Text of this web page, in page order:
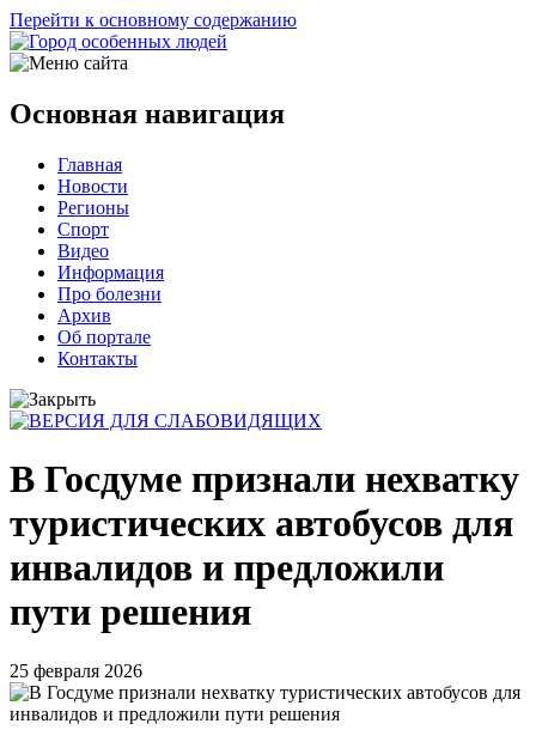
Перейти к основному содержанию
Основная навигация
Главная
Новости
Регионы
Спорт
Видео
Информация
Про болезни
Архив
Об портале
Контакты
В Госдуме признали нехватку
туристических автобусов для
инвалидов и предложили
пути решения
25 февраля 2026